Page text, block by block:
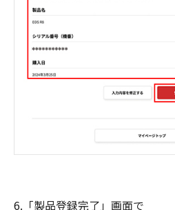
6.「製品登録完了」画面で